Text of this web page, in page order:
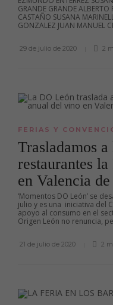
GRANDE GRANDE ALBERTO
CASTAÑO SUSANA
GONZALEZ JUAN MANUEL
29 de julio de 2020 2
FERIAS Y
Trasladamos
restaurantes
en Valencia
‘Momentos DO León’ se
julio y es una iniciativa del
apoyo al consumo en el
Origen León no renuncia,
21 de julio de 2020 2